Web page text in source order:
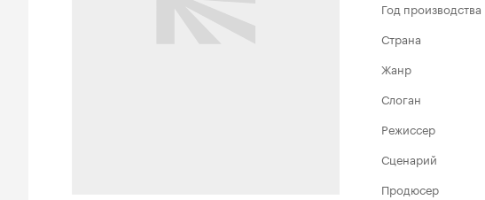
Год производства
Страна
Жанр
Слоган
Режиссер
Сценарий
Продюсер